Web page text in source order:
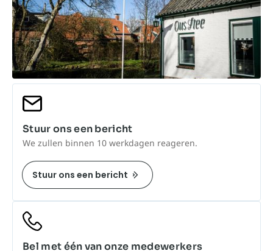
Stuur ons een bericht
We zullen binnen 10 werkdagen reageren.
Stuur ons een bericht
Bel met één van onze medewerkers